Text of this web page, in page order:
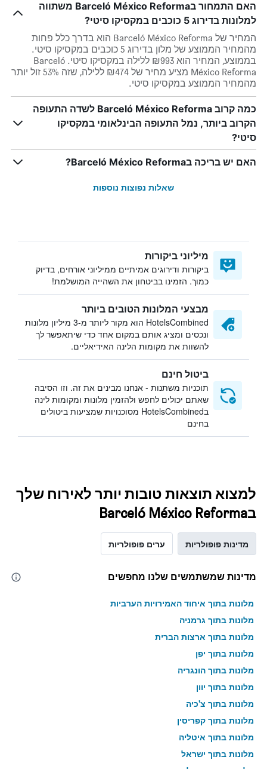
האם התמחור בBarceló México Reforma משתווה
למלונות בדירוג 5 כוכבים במקסיקו סיטי?
המחיר של Barceló México Reforma הוא בדרך כלל פחות
מהמחיר הממוצע של מלון בדירוג 5 כוכבים במקסיקו סיטי.
בממוצע, המחיר הוא ₪993 ללילה במקסיקו סיטי. Barceló
México Reforma מציע מחיר של ₪474 ללילה, שזה 53% זול יותר
מהמחיר הממוצע במקסיקו סיטי.
כמה קרוב Barceló México Reforma לשדה התעופה
הקרוב ביותר, נמל התעופה הבינלאומי במקסיקו
סיטי?
האם יש בריכה בBarceló México Reforma?
שאלות נפוצות נוספות
מיליוני ביקורות
ביקורות ודירוגים אמיתיים ממיליוני אורחים, בדיוק
כמוך. הזמינו בביטחון את השהייה המושלמת!
מבצעי המלונות הטובים ביותר
HotelsCombined הוא מקור ליותר מ-3 מיליון מלונות
ונכסים ומציג אותם במקום אחד כדי שיתאפשר לך
להשוות את מקומות הלינה האידיאליים.
ביטול חינם
תוכניות משתנות - אנחנו מבינים את זה. וזו הסיבה
שאתם יכולים לחפש ולהזמין מלונות ומקומות לינה
בHotelsCombined מסוכנויות שמציעות ביטולים
בחינם
למצוא תוצאות טובות יותר לאירוח שלך
בBarceló México Reforma
מדינות פופולריות ערים פופולריות
מדינות שמשתמשים שלנו מחפשים
מלונות בתוך איחוד האמירויות הערביות
מלונות בתוך גרמניה
מלונות בתוך ארצות הברית
מלונות בתוך יפן
מלונות בתוך הונגריה
מלונות בתוך יוון
מלונות בתוך צ'כיה
מלונות בתוך קפריסין
מלונות בתוך איטליה
מלונות בתוך ישראל